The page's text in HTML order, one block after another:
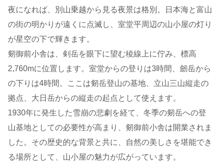
夜になれば、別山乗越から見る夜景は格別。日本海と富山
の街の明かりが遠くに点滅し、室堂平周辺の山小屋の灯り
が星空の下で輝きます。
剱御前小舎は、剣岳を眼下に望む稜線上に佇み、標高
2,760mに位置します。室堂からの登りは3時間、劒岳から
の下りは4時間。ここは剱岳登山の基地、立山三山縦走の
拠点、大日岳からの縦走の起点として使えます。
1930年に発生した雪崩の悲劇を経て、冬季の剱岳への登
山基地としての必要性が高まり、剱御前小舎は開業されま
した。その歴史的な背景と共に、自然の美しさを堪能でき
る場所として、山小屋の魅力が広がっています。